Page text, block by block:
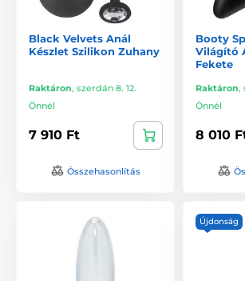
Black Velvets Anál
Készlet Szilikon Zuhany
Raktáron, szerdán 8. 12.
Önnél
7 910 Ft
Összehasonlítás
Booty
Világító
Fekete
Raktáron,
Önnél
8 010
Újdonság